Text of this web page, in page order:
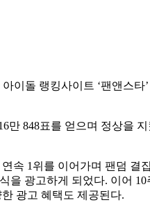
돌 랭킹사이트 ‘팬앤스
848표를 얻으며 정상을
속 1위를 이어가며 팬덤
광고하게 되었다. 이어
광고 혜택도 제공된다.